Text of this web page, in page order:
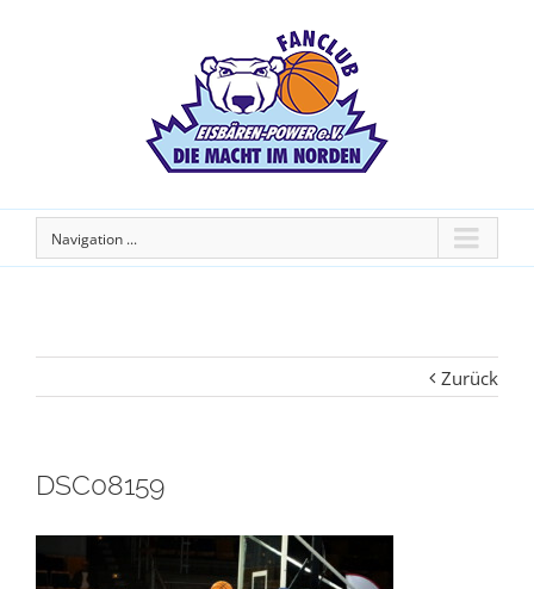
Navigation ...
Zurück
DSC08159